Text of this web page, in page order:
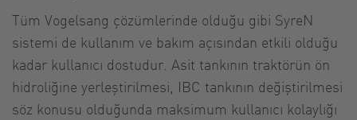
Tüm Vogelsang çözümlerinde olduğu gibi SyreN
sistemi de kullanım ve bakım açısından etkili olduğu
kadar kullanıcı dostudur. Asit tankının traktörün ön
hidroliğine yerleştirilmesi, IBC tankının değiştirilmesi
söz konusu olduğunda maksimum kullanıcı kolaylığı